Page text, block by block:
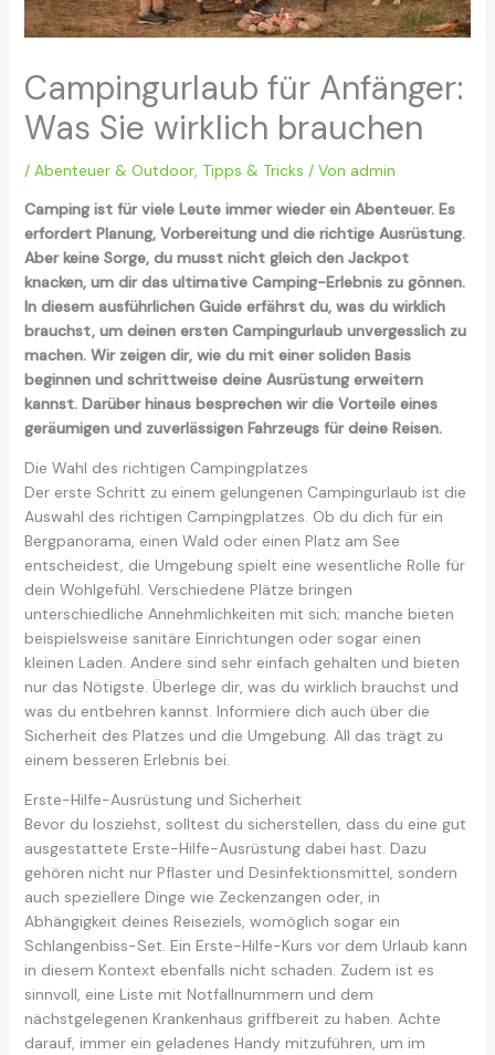
Campingurlaub für Anfänger:
Was Sie wirklich brauchen
/ Abenteuer & Outdoor, Tipps & Tricks / Von admin
Camping ist für viele Leute immer wieder ein Abenteuer. Es
erfordert Planung, Vorbereitung und die richtige Ausrüstung.
Aber keine Sorge, du musst nicht gleich den Jackpot
knacken, um dir das ultimative Camping-Erlebnis zu gönnen.
In diesem ausführlichen Guide erfährst du, was du wirklich
brauchst, um deinen ersten Campingurlaub unvergesslich zu
machen. Wir zeigen dir, wie du mit einer soliden Basis
beginnen und schrittweise deine Ausrüstung erweitern
kannst. Darüber hinaus besprechen wir die Vorteile eines
geräumigen und zuverlässigen Fahrzeugs für deine Reisen.
Die Wahl des richtigen Campingplatzes
Der erste Schritt zu einem gelungenen Campingurlaub ist die
Auswahl des richtigen Campingplatzes. Ob du dich für ein
Bergpanorama, einen Wald oder einen Platz am See
entscheidest, die Umgebung spielt eine wesentliche Rolle für
dein Wohlgefühl. Verschiedene Plätze bringen
unterschiedliche Annehmlichkeiten mit sich; manche bieten
beispielsweise sanitäre Einrichtungen oder sogar einen
kleinen Laden. Andere sind sehr einfach gehalten und bieten
nur das Nötigste. Überlege dir, was du wirklich brauchst und
was du entbehren kannst. Informiere dich auch über die
Sicherheit des Platzes und die Umgebung. All das trägt zu
einem besseren Erlebnis bei.
Erste-Hilfe-Ausrüstung und Sicherheit
Bevor du losziehst, solltest du sicherstellen, dass du eine gut
ausgestattete Erste-Hilfe-Ausrüstung dabei hast. Dazu
gehören nicht nur Pflaster und Desinfektionsmittel, sondern
auch speziellere Dinge wie Zeckenzangen oder, in
Abhängigkeit deines Reiseziels, womöglich sogar ein
Schlangenbiss-Set. Ein Erste-Hilfe-Kurs vor dem Urlaub kann
in diesem Kontext ebenfalls nicht schaden. Zudem ist es
sinnvoll, eine Liste mit Notfallnummern und dem
nächstgelegenen Krankenhaus griffbereit zu haben. Achte
darauf, immer ein geladenes Handy mitzuführen, um im